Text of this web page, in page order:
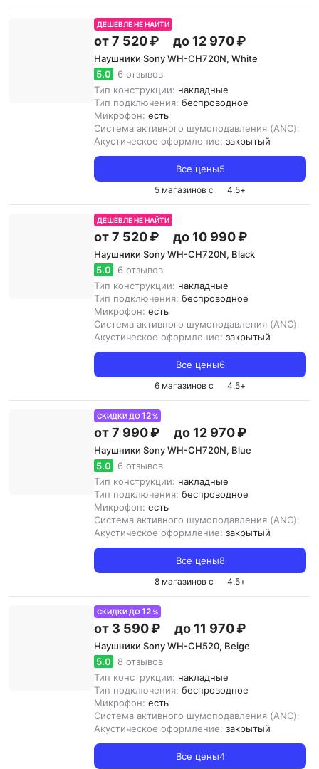
ДЕШЕВЛЕ НЕ НАЙТИ
от 7 520 ₽ до 12 970 ₽
Наушники Sony WH-CH720N, White
5.0
6 отзывов
Тип конструкции: накладные
Тип подключения: беспроводное
Микрофон: есть
Система активного шумоподавления (ANC):
Акустическое оформление: закрытый
Все цены5
5 магазинов с 4.5+
ДЕШЕВЛЕ НЕ НАЙТИ
от 7 520 ₽ до 10 990 ₽
Наушники Sony WH-CH720N, Black
5.0
6 отзывов
Тип конструкции: накладные
Тип подключения: беспроводное
Микрофон: есть
Система активного шумоподавления (ANC):
Акустическое оформление: закрытый
Все цены6
6 магазинов с 4.5+
СКИДКИ ДО12 %
от 7 990 ₽ до 12 970 ₽
Наушники Sony WH-CH720N, Blue
5.0
6 отзывов
Тип конструкции: накладные
Тип подключения: беспроводное
Микрофон: есть
Система активного шумоподавления (ANC):
Акустическое оформление: закрытый
Все цены8
8 магазинов с 4.5+
СКИДКИ ДО12 %
от 3 590 ₽ до 11 970 ₽
Наушники Sony WH-CH520, Beige
5.0
8 отзывов
Тип конструкции: накладные
Тип подключения: беспроводное
Микрофон: есть
Система активного шумоподавления (ANC):
Акустическое оформление: закрытый
Все цены4